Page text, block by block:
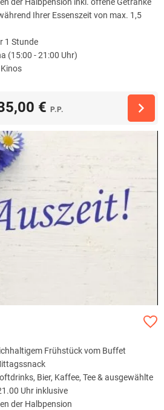
Ihrer Essenszeit von max. 1,5
1 Stunde
(15:00 - 21:00 Uhr)
€ P.P.
Frühstück vom Buffet
Bier, Kaffee, Tee & ausgewählte
Uhr inklusive
der Halbpension